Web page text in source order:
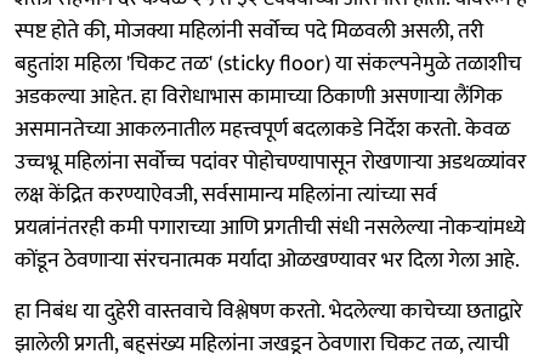
स्पष्ट होते की, मोजक्या महिलांनी सर्वोच्च पदे मिळवली असली, तरी
बहुतांश महिला 'चिकट तळ' (sticky floor) या संकल्पनेमुळे तळाशीच
अडकल्या आहेत. हा विरोधाभास कामाच्या ठिकाणी असणाऱ्या लैंगिक
असमानतेच्या आकलनातील महत्त्वपूर्ण बदलाकडे निर्देश करतो. केवळ
उच्चभ्रू महिलांना सर्वोच्च पदांवर पोहोचण्यापासून रोखणाऱ्या अडथळ्यांवर
लक्ष केंद्रित करण्याऐवजी, सर्वसामान्य महिलांना त्यांच्या सर्व
प्रयत्नांनंतरही कमी पगाराच्या आणि प्रगतीची संधी नसलेल्या नोकऱ्यांमध्ये
कोंडून ठेवणाऱ्या संरचनात्मक मर्यादा ओळखण्यावर भर दिला गेला आहे.
हा निबंध या दुहेरी वास्तवाचे विश्लेषण करतो. भेदलेल्या काचेच्या छताद्वारे
झालेली प्रगती, बहुसंख्य महिलांना जखडून ठेवणारा चिकट तळ, त्याची